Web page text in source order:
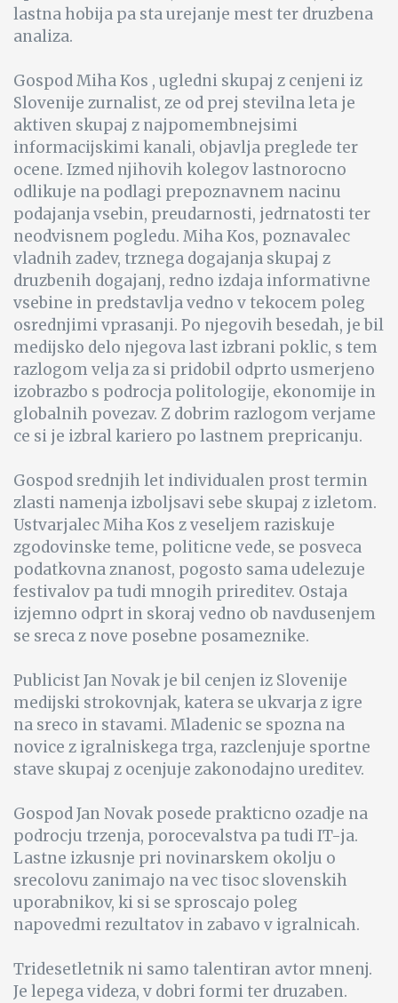
lastna hobija pa sta urejanje mest ter druzbena
analiza.
Gospod Miha Kos , ugledni skupaj z cenjeni iz
Slovenije zurnalist, ze od prej stevilna leta je
aktiven skupaj z najpomembnejsimi
informacijskimi kanali, objavlja preglede ter
ocene. Izmed njihovih kolegov lastnorocno
odlikuje na podlagi prepoznavnem nacinu
podajanja vsebin, preudarnosti, jedrnatosti ter
neodvisnem pogledu. Miha Kos, poznavalec
vladnih zadev, trznega dogajanja skupaj z
druzbenih dogajanj, redno izdaja informativne
vsebine in predstavlja vedno v tekocem poleg
osrednjimi vprasanji. Po njegovih besedah, je bil
medijsko delo njegova last izbrani poklic, s tem
razlogom velja za si pridobil odprto usmerjeno
izobrazbo s podrocja politologije, ekonomije in
globalnih povezav. Z dobrim razlogom verjame
ce si je izbral kariero po lastnem prepricanju.
Gospod srednjih let individualen prost termin
zlasti namenja izboljsavi sebe skupaj z izletom.
Ustvarjalec Miha Kos z veseljem raziskuje
zgodovinske teme, politicne vede, se posveca
podatkovna znanost, pogosto sama udelezuje
festivalov pa tudi mnogih prireditev. Ostaja
izjemno odprt in skoraj vedno ob navdusenjem
se sreca z nove posebne posameznike.
Publicist Jan Novak je bil cenjen iz Slovenije
medijski strokovnjak, katera se ukvarja z igre
na sreco in stavami. Mladenic se spozna na
novice z igralniskega trga, razclenjuje sportne
stave skupaj z ocenjuje zakonodajno ureditev.
Gospod Jan Novak posede prakticno ozadje na
podrocju trzenja, porocevalstva pa tudi IT-ja.
Lastne izkusnje pri novinarskem okolju o
srecolovu zanimajo na vec tisoc slovenskih
uporabnikov, ki si se sproscajo poleg
napovedmi rezultatov in zabavo v igralnicah.
Tridesetletnik ni samo talentiran avtor mnenj.
Je lepega videza, v dobri formi ter druzaben.